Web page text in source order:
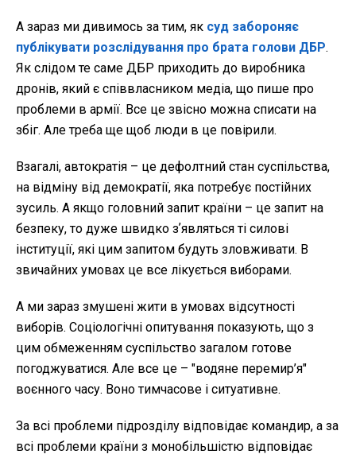
А зараз ми дивимось за тим, як суд забороняє
публікувати розслідування про брата голови ДБР.
Як слідом те саме ДБР приходить до виробника
дронів, який є співвласником медіа, що пише про
проблеми в армії. Все це звісно можна списати на
збіг. Але треба ще щоб люди в це повірили.
Взагалі, автократія – це дефолтний стан суспільства,
на відміну від демократії, яка потребує постійних
зусиль. А якщо головний запит країни – це запит на
безпеку, то дуже швидко зʼявляться ті силові
інституції, які цим запитом будуть зловживати. В
звичайних умовах це все лікується виборами.
А ми зараз змушені жити в умовах відсутності
виборів. Соціологічні опитування показують, що з
цим обмеженням суспільство загалом готове
погоджуватися. Але все це – "водяне перемир’я"
воєнного часу. Воно тимчасове і ситуативне.
За всі проблеми підрозділу відповідає командир, а за
всі проблеми країни з монобільшістю відповідає